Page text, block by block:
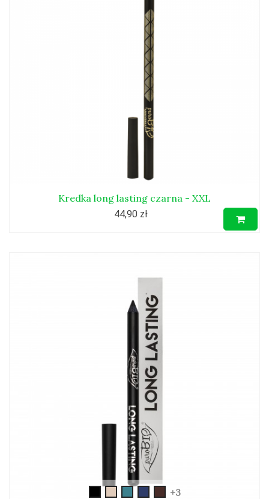
Kredka long lasting czarna - XXL
44,90 zł
long_lasting05
+3